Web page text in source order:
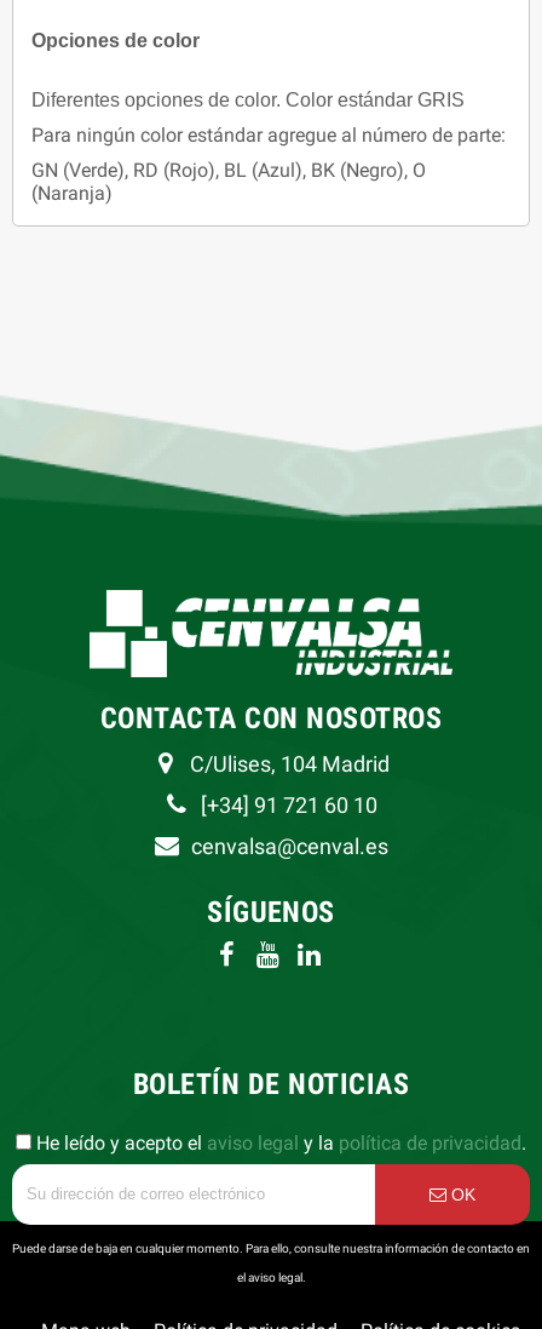
Opciones de color
Diferentes opciones de color. Color estándar GRIS
Para ningún color estándar agregue al número de parte:
GN (Verde), RD (Rojo), BL (Azul), BK (Negro), O
(Naranja)
CONTACTA CON NOSOTROS
C/Ulises, 104 Madrid
[+34] 91 721 60 10
cenvalsa@cenval.es
SÍGUENOS
BOLETÍN DE NOTICIAS
He leído y acepto el aviso legal y la política de privacidad.
OK
Puede darse de baja en cualquier momento. Para ello, consulte nuestra información de contacto en
el aviso legal.